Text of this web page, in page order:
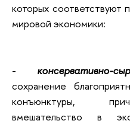
которых соответствуют
мировой экономики:
- консервативно-
сохранение
конъюнктуры,
вмешательство в